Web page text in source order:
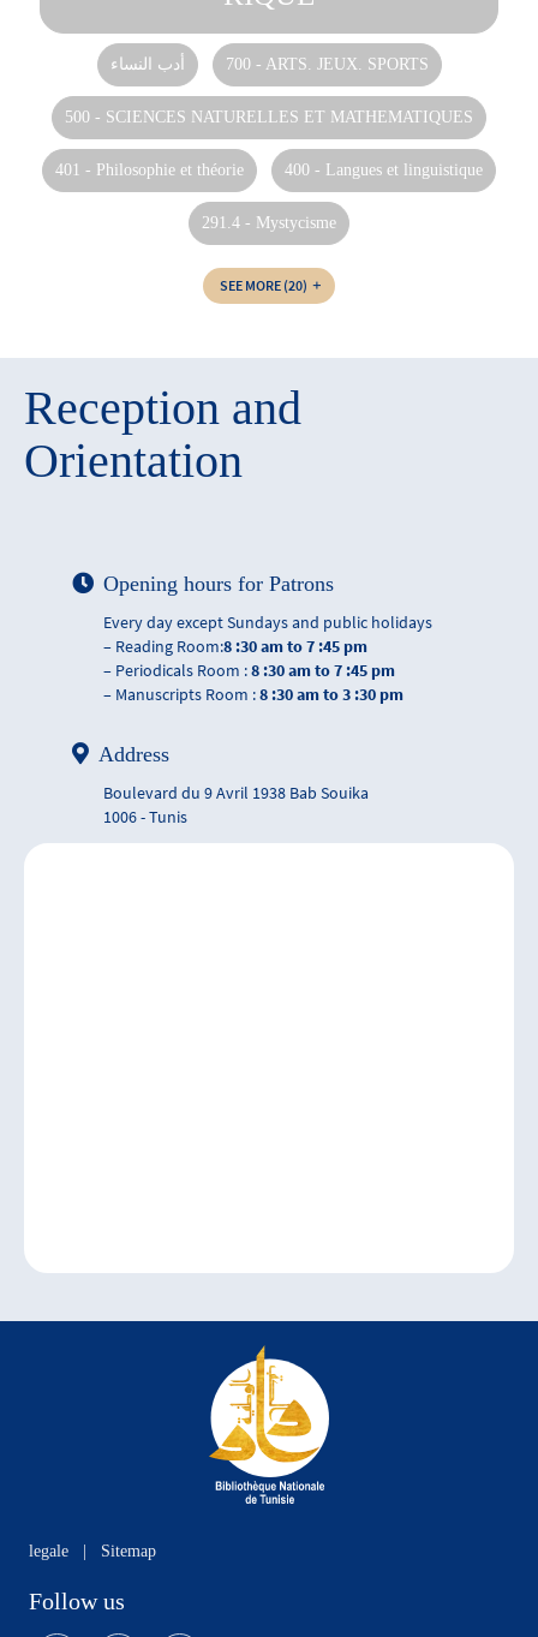
أدب النساء‏ 700 - ARTS. JEUX. SPORTS
500 - SCIENCES NATURELLES ET MATHEMATIQUES
401 - Philosophie et théorie 400 - Langues et linguistique
291.4 - Mystycisme
SEE MORE (20)
Reception and
Orientation
Opening hours for Patrons
Every day except Sundays and public holidays
– Reading Room:8 :30 am to 7 :45 pm
– Periodicals Room :8 :30 am to 7 :45 pm
– Manuscripts Room :8 :30 am to 3 :30 pm
Address
Boulevard du 9 Avril 1938 Bab Souika
1006 - Tunis
legale | Sitemap
Follow us